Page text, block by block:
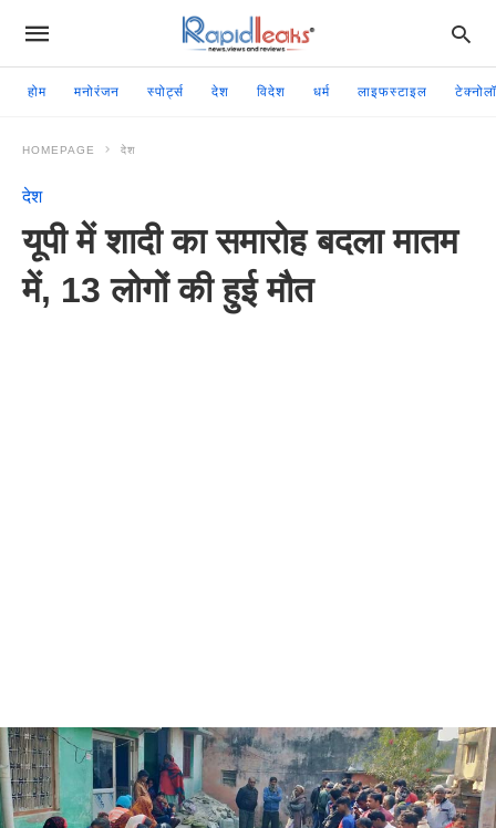
होम मनोरंजन स्पोर्ट्स देश विदेश धर्म लाइफस्टाइल
HOMEPAGE देश
देश
यूपी में शादी का समारोह बदला मातम
में, 13 लोगों की हुई मौत